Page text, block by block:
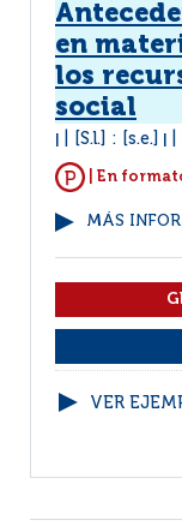
en
los
social
[S.l.] : [s.e.]
| En
MÁS
VER